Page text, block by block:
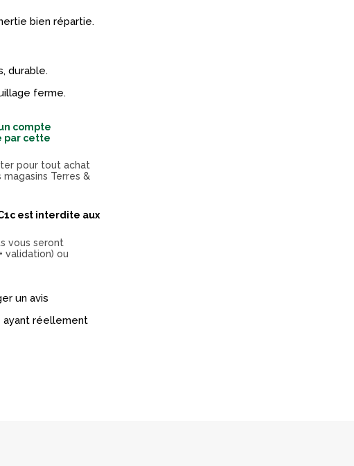
bien répartie.
durable.
ferme.
compte
par cette
pour tout achat
Terres &
est interdite aux
vous seront
validation) ou
un avis
ayant réellement